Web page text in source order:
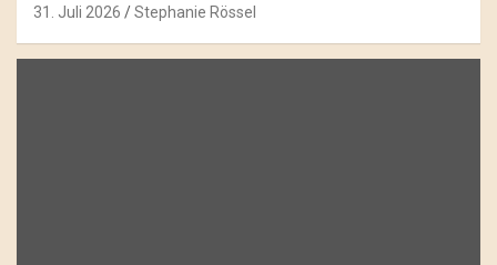
31. Juli 2026 Stephanie Rössel